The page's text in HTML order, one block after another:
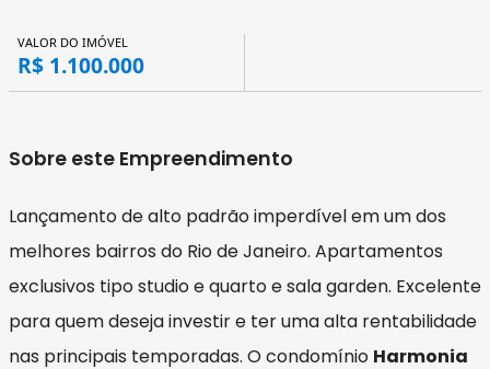
VALOR DO IMÓVEL
R$ 1.100.000
Sobre este Empreendimento
Lançamento de alto padrão imperdível em um dos
melhores bairros do Rio de Janeiro. Apartamentos
exclusivos tipo studio e quarto e sala garden. Excelente
para quem deseja investir e ter uma alta rentabilidade
nas principais temporadas. O condomínio Harmonia